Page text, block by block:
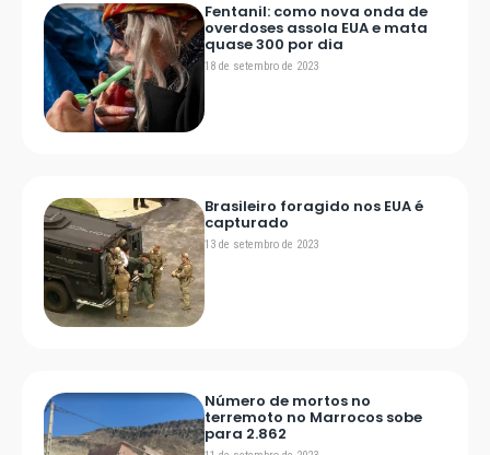
Fentanil: como nova onda de
overdoses assola EUA e mata
quase 300 por dia
18 de setembro de 2023
Brasileiro foragido nos EUA é
capturado
13 de setembro de 2023
Número de mortos no
terremoto no Marrocos sobe
para 2.862